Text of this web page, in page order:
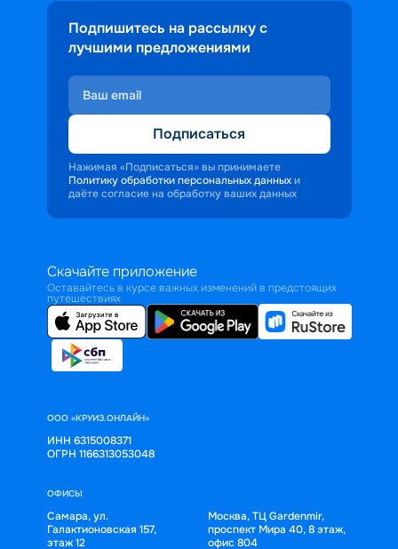
Подпишитесь на рассылку с
лучшими предложениями
Подписаться
Нажимая «Подписаться» вы принимаете
Политику обработки персональных данных и
даёте согласие на обработку ваших данных
Скачайте приложение
Оставайтесь в курсе важных изменений в предстоящих
путешествиях
ООО «КРУИЗ.ОНЛАЙН»
ИНН 6315008371
ОГРН 1166313053048
ОФИСЫ
Самара, ул.
Галактионовская 157,
этаж 12
Москва, ТЦ Gardenmir,
проспект Мира 40, 8 этаж,
офис 804